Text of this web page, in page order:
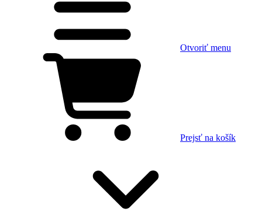
Otvoriť menu
Prejsť na košík